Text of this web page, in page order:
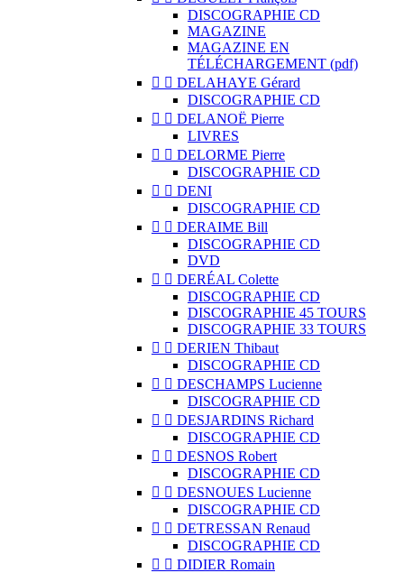
DISCOGRAPHIE CD
MAGAZINE
MAGAZINE EN
TÉLÉCHARGEMENT (pdf)
  DELAHAYE Gérard
DISCOGRAPHIE CD
  DELANOË Pierre
LIVRES
  DELORME Pierre
DISCOGRAPHIE CD
  DENI
DISCOGRAPHIE CD
  DERAIME Bill
DISCOGRAPHIE CD
DVD
  DERÉAL Colette
DISCOGRAPHIE CD
DISCOGRAPHIE 45 TOURS
DISCOGRAPHIE 33 TOURS
  DERIEN Thibaut
DISCOGRAPHIE CD
  DESCHAMPS Lucienne
DISCOGRAPHIE CD
  DESJARDINS Richard
DISCOGRAPHIE CD
  DESNOS Robert
DISCOGRAPHIE CD
  DESNOUES Lucienne
DISCOGRAPHIE CD
  DETRESSAN Renaud
DISCOGRAPHIE CD
  DIDIER Romain